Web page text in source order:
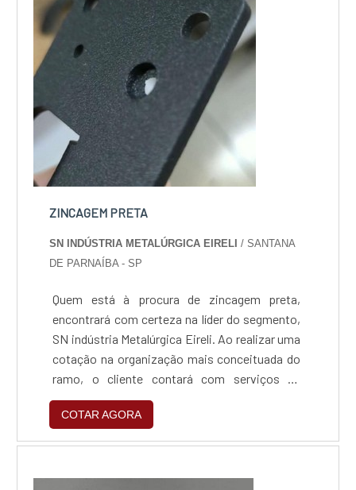
ZINCAGEM PRETA
SN INDÚSTRIA METALÚRGICA EIRELI/ SANTANA
DE PARNAÍBA - SP
Quem está à procura de zincagem preta,
encontrará com certeza na líder do segmento,
SN indústria Metalúrgica Eireli. Ao realizar uma
cotação na organização mais conceituada do
ramo, o cliente contará com serviços de
excelência e o suporte de especialistas para
sanar eventuais dúvidas.Quando o tema é
zincagem preta, com a SN indústria
custo-benefício e um design completo de
COTAR AGORA